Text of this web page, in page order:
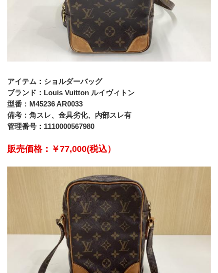
アイテム：ショルダーバッグ
ブランド：Louis Vuitton ルイヴィトン
型番：M45236 AR0033
備考：角スレ、金具劣化、内部スレ有
管理番号：1110000567980
販売価格：￥77,000(税込）